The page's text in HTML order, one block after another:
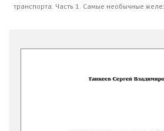
транспорта. Часть 1. Самые необычные